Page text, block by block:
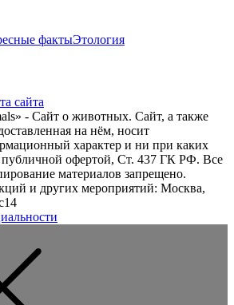
фактыЭтология
сайта
- Сайт о животных. Сайт, а также
на нём, носит
характер и ни при каких
публичной офертой, Ст. 437 ГК РФ. Все
материалов запрещено.
и других мероприятий: Москва,